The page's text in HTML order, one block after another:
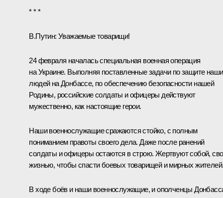
* * *
В.Путин: Уважаемые товарищи!
24 февраля началась специальная военная операция
на Украине. Выполняя поставленные задачи по защите
людей на Донбассе, по обеспечению безопасности нашей
Родины, российские солдаты и офицеры действуют
мужественно, как настоящие герои.
Наши военнослужащие сражаются стойко, с полным
пониманием правоты своего дела. Даже после ранений
солдаты и офицеры остаются в строю. Жертвуют собой,
жизнью, чтобы спасти боевых товарищей и мирных
В ходе боёв и наши военнослужащие, и ополченцы